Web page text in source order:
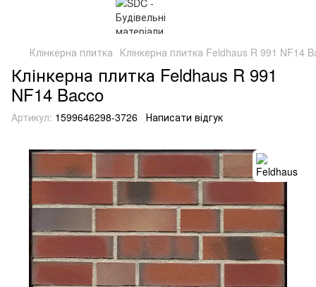
Клінкерна плитка Клінкерна плитка Feldhaus R 991 NF14
Клінкерна плитка Feldhaus R 991
NF14 Bacco
Артикул: 1599646298-3726 Написати відгук